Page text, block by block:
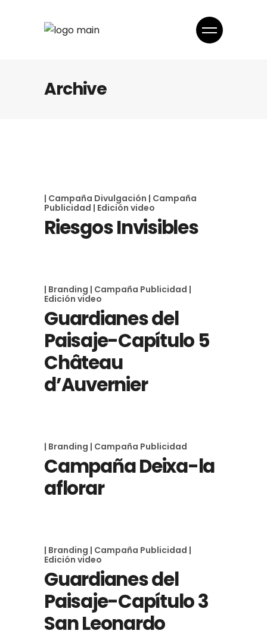
Archive
| Campaña Divulgación | Campaña
Publicidad | Edición video
Riesgos Invisibles
| Branding | Campaña Publicidad |
Edición video
Guardianes del
Paisaje-Capítulo 5
Château
d’Auvernier
| Branding | Campaña Publicidad
Campaña Deixa-la
aflorar
| Branding | Campaña Publicidad |
Edición video
Guardianes del
Paisaje-Capítulo 3
San Leonardo